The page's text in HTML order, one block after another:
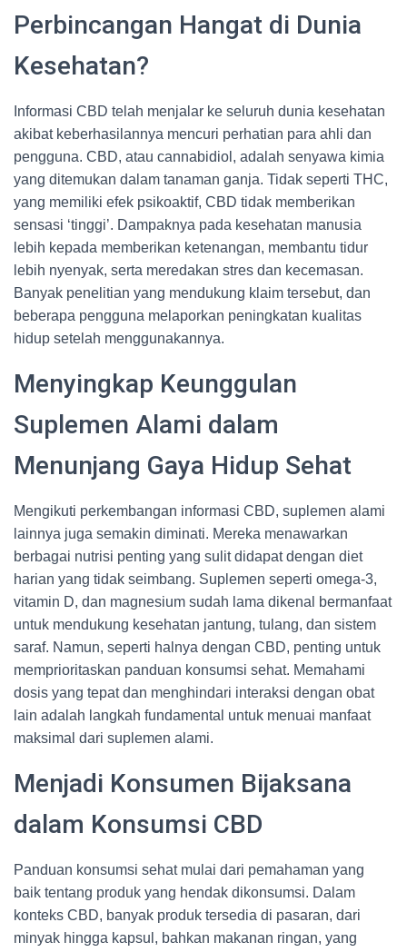
Perbincangan Hangat di Dunia
Kesehatan?
Informasi CBD telah menjalar ke seluruh dunia kesehatan
akibat keberhasilannya mencuri perhatian para ahli dan
pengguna. CBD, atau cannabidiol, adalah senyawa kimia
yang ditemukan dalam tanaman ganja. Tidak seperti THC,
yang memiliki efek psikoaktif, CBD tidak memberikan
sensasi ‘tinggi’. Dampaknya pada kesehatan manusia
lebih kepada memberikan ketenangan, membantu tidur
lebih nyenyak, serta meredakan stres dan kecemasan.
Banyak penelitian yang mendukung klaim tersebut, dan
beberapa pengguna melaporkan peningkatan kualitas
hidup setelah menggunakannya.
Menyingkap Keunggulan
Suplemen Alami dalam
Menunjang Gaya Hidup Sehat
Mengikuti perkembangan informasi CBD, suplemen alami
lainnya juga semakin diminati. Mereka menawarkan
berbagai nutrisi penting yang sulit didapat dengan diet
harian yang tidak seimbang. Suplemen seperti omega-3,
vitamin D, dan magnesium sudah lama dikenal bermanfaat
untuk mendukung kesehatan jantung, tulang, dan sistem
saraf. Namun, seperti halnya dengan CBD, penting untuk
memprioritaskan panduan konsumsi sehat. Memahami
dosis yang tepat dan menghindari interaksi dengan obat
lain adalah langkah fundamental untuk menuai manfaat
maksimal dari suplemen alami.
Menjadi Konsumen Bijaksana
dalam Konsumsi CBD
Panduan konsumsi sehat mulai dari pemahaman yang
baik tentang produk yang hendak dikonsumsi. Dalam
konteks CBD, banyak produk tersedia di pasaran, dari
minyak hingga kapsul, bahkan makanan ringan, yang